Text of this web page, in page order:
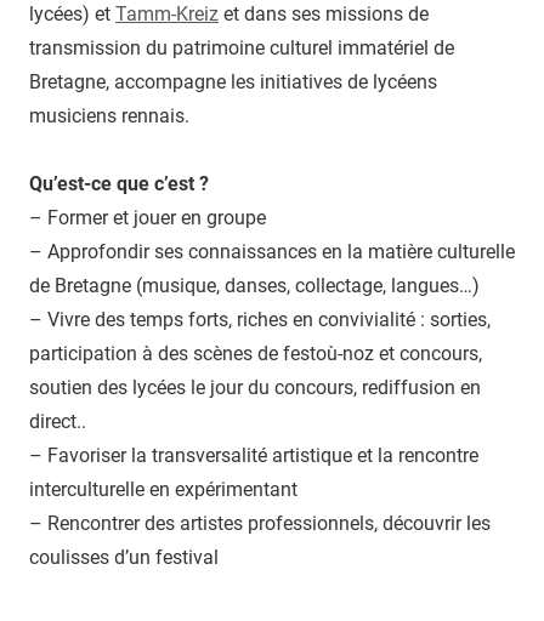
lycées) et Tamm-Kreiz et dans ses missions de
transmission du patrimoine culturel immatériel de
Bretagne, accompagne les initiatives de lycéens
musiciens rennais.
Qu’est-ce que c’est ?
– Former et jouer en groupe
– Approfondir ses connaissances en la matière culturelle
de Bretagne (musique, danses, collectage, langues…)
– Vivre des temps forts, riches en convivialité : sorties,
participation à des scènes de festoù-noz et concours,
soutien des lycées le jour du concours, rediffusion en
direct..
– Favoriser la transversalité artistique et la rencontre
interculturelle en expérimentant
– Rencontrer des artistes professionnels, découvrir les
coulisses d’un festival